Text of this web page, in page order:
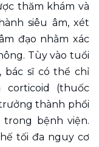
thăm khám và
siêu âm, xét
đạo nhằm xác
Tùy vào tuổi
bác sĩ có thể chỉ
(thuốc
thành phổi
bệnh viện.
tối đa nguy cơ